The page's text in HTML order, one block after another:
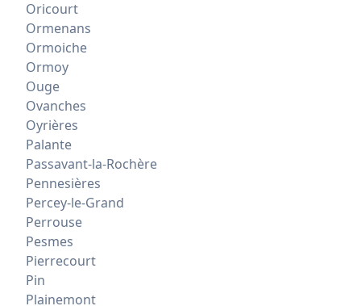
Oricourt
Ormenans
Ormoiche
Ormoy
Ouge
Ovanches
Oyrières
Palante
Passavant-la-Rochère
Pennesières
Percey-le-Grand
Perrouse
Pesmes
Pierrecourt
Pin
Plainemont